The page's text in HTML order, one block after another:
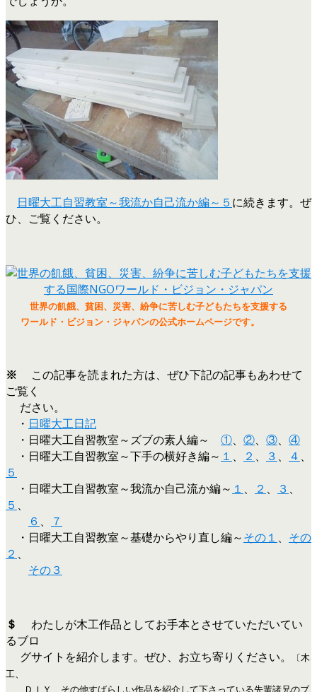
日曜大工自習教室～我流か自己流か編～５ に続きます。ぜ
ひ、ご覧ください。
世界の飢餓、貧困、災害、紛争に苦しむ子どもたちを支援する
ワールド・ビジョン・ジャパンの公式ホームページです。
※ この記事を読まれた方は、ぜひ下記の記事もあわせて
ご覧く
ださい。
・ 日曜大工日記
・日曜大工自習教室～ズブの素人編～ ①、 ②、 ③、 ④
・日曜大工自習教室～下手の横好き編～ １ 、 ２ 、 ３ 、 ４ 、
５
・日曜大工自習教室～我流か自己流か編～ １ 、 ２ 、 ３ 、
５ 、
６ 、
７
・日曜大工自習教室～基礎からやり直し編～その１ 、 その
２ 、
その３
＄
わたしが木工作品としてお手本とさせていただいてい
るブロ
グサイトを紹介します。ぜひ、お立ち寄りください。
〔木
工、
ＤＩＹ、その他すばらしい作品を紹介して下さっている先輩諸兄のブ